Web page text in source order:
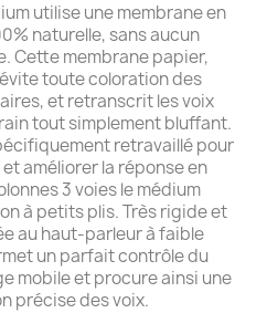
utilise une membrane en
naturelle, sans aucun
Cette membrane papier,
évite toute coloration des
et retranscrit les voix
tout simplement bluffant.
retravaillé pour
améliorer la réponse en
3 voies le médium
à petits plis. Très rigide et
au haut-parleur à faible
un parfait contrôle du
mobile et procure ainsi une
précise des voix.